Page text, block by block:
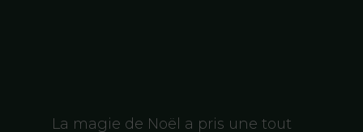
La magie de Noël a pris une tout